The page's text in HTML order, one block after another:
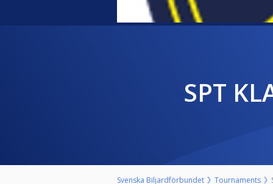
SPT
Svenska Biljardförbundet Tournaments